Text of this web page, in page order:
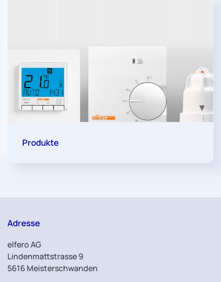
Produkte
Adresse
elfero AG
Lindenmattstrasse 9
5616 Meisterschwanden